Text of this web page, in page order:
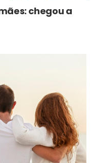
chegou a